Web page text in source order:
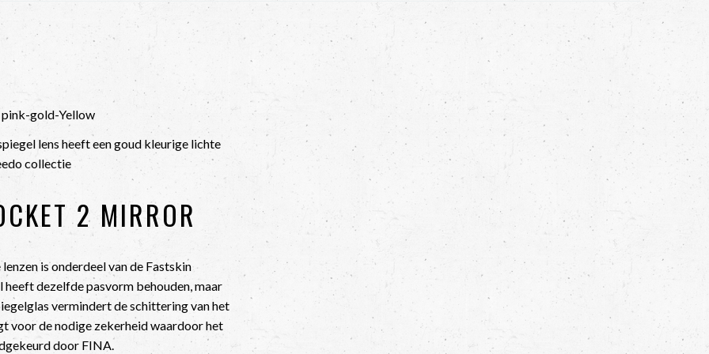
pink-gold-Yellow
lens heeft een goud kleurige lichte
collectie
2 MIRROR
is onderdeel van de Fastskin
dezelfde pasvorm behouden, maar
vermindert de schittering van het
voor de nodige zekerheid waardoor het
door FINA.